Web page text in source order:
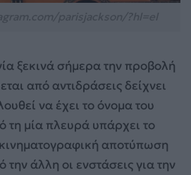
ξεκινά σήμερα την προβολή
από αντιδράσεις δείχνει
να έχει το όνομα του
τη μία πλευρά υπάρχει το
αποτύπωση
την άλλη οι ενστάσεις για την